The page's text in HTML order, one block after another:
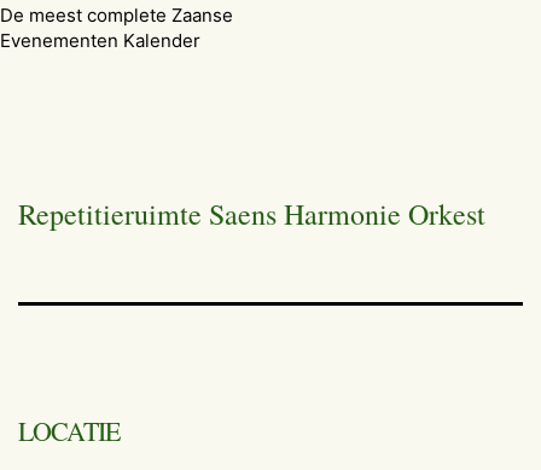
De meest complete Zaanse
Evenementen Kalender
Repetitieruimte Saens Harmonie Orkest
LOCATIE